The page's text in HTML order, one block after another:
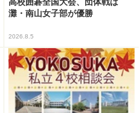
灘・南山女子部が優勝
2026.8.5